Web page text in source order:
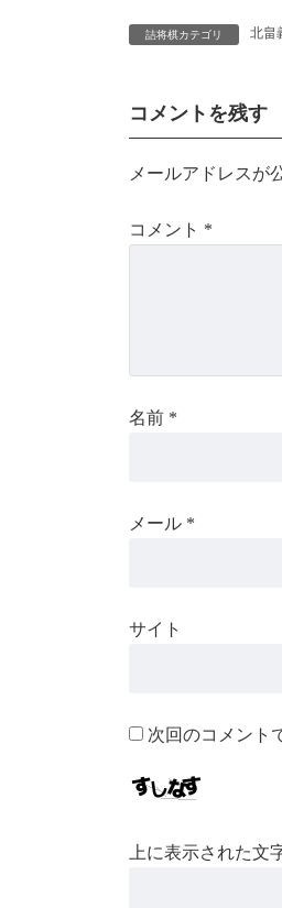
詰将棋カテゴリ 北畠
コメントを残す
メールアドレスが
コメント *
名前 *
メール *
サイト
次回のコメント
上に表示された文